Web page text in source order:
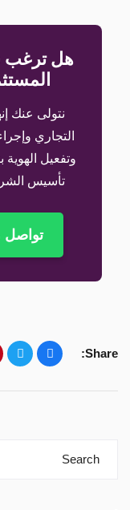
هل ترغب
نتولى عنك
التجاري
تأسيس
تواصل
Share: